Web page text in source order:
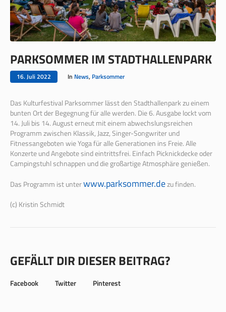
PARKSOMMER IM STADTHALLENPARK
16. Juli 2022 In News, Parksommer
Das Kulturfestival Parksommer lässt den Stadthallenpark zu einem
bunten Ort der Begegnung für alle werden. Die 6. Ausgabe lockt vom
14. Juli bis 14. August erneut mit einem abwechslungsreichen
Programm zwischen Klassik, Jazz, Singer-Songwriter und
Fitnessangeboten wie Yoga für alle Generationen ins Freie. Alle
Konzerte und Angebote sind eintrittsfrei. Einfach Picknickdecke oder
Campingstuhl schnappen und die großartige Atmosphäre genießen.
Das Programm ist unterwww.parksommer.dezu finden.
(c) Kristin Schmidt
GEFÄLLT DIR DIESER BEITRAG?
Facebook Twitter Pinterest